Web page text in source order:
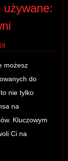
używane:
możesz
do
nie tylko
na
Kluczowym
Ci na